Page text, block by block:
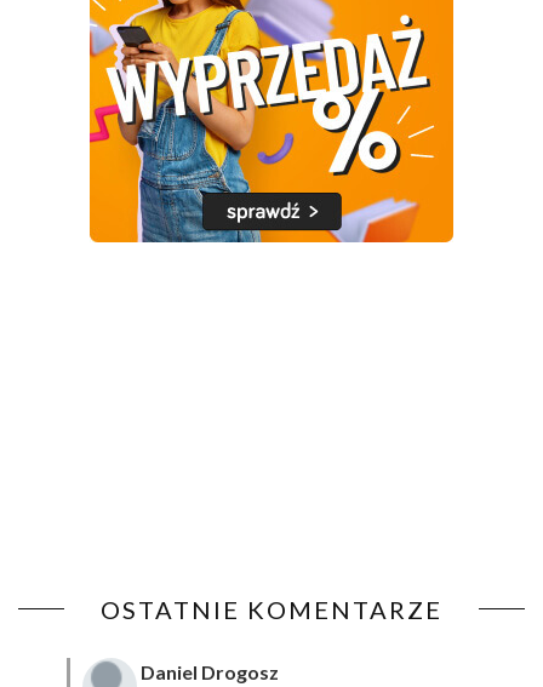
OSTATNIE KOMENTARZE
Daniel Drogosz